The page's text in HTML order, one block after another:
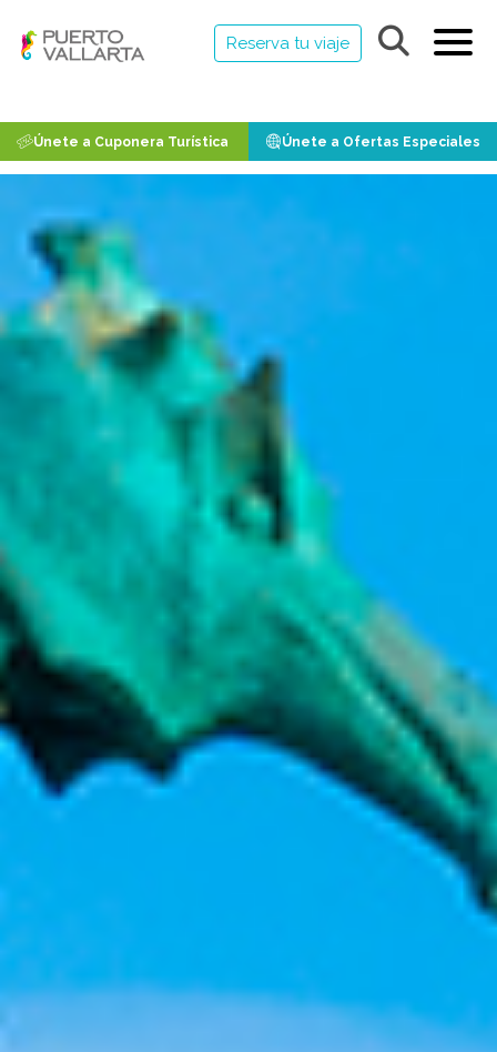
Reserva tu viaje
Únete a Cuponera Turística Únete a Ofertas Especiales